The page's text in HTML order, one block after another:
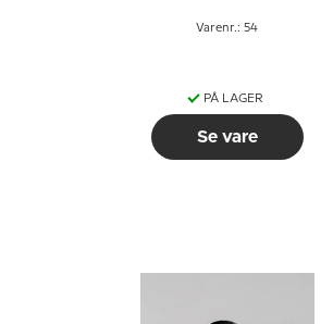
Varenr.: 54
PÅ LAGER
Se vare